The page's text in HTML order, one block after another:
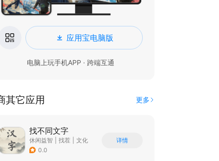
应用宝电脑版
电脑上玩手机APP · 跨端互通
其它应用 更多
找不同文字
休闲益智 找茬
文化
| 文字游戏
0.0
详情